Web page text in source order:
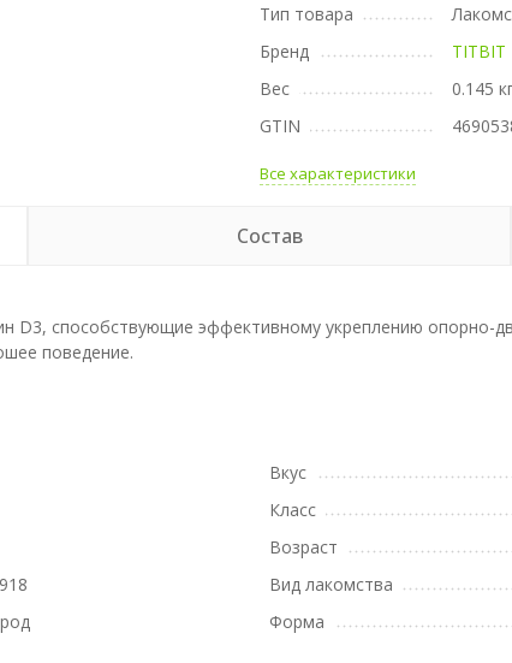
Тип товара
Бренд
TITBIT
Вес
0.145
GTIN
Все характеристики
Состав
D3, способствующие эффективному укреплению опорно-
поведение.
Вкус
Класс
Возраст
Вид лакомства
Форма